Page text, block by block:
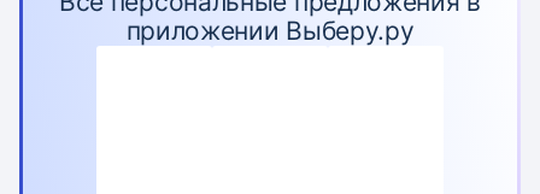
приложении Выберу.ру